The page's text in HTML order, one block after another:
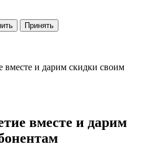
Принять
вместе и дарим скидки своим
вместе и дарим